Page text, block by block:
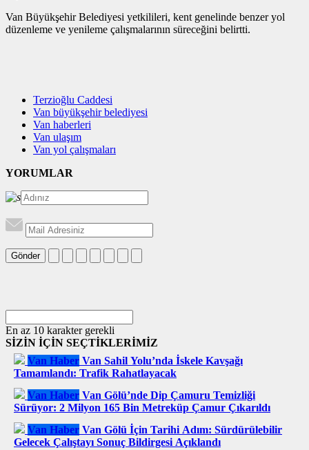
Van Büyükşehir Belediyesi yetkilileri, kent genelinde benzer yol
düzenleme ve yenileme çalışmalarının süreceğini belirtti.
Terzioğlu Caddesi
Van büyükşehir belediyesi
Van haberleri
Van ulaşım
Van yol çalışmaları
YORUMLAR
Gönder
En az 10 karakter gerekli
SİZİN İÇİN SEÇTİKLERİMİZ
Van Haber Van Sahil Yolu’nda İskele Kavşağı
Tamamlandı: Trafik Rahatlayacak
Van Haber Van Gölü’nde Dip Çamuru Temizliği
Sürüyor: 2 Milyon 165 Bin Metreküp Çamur Çıkarıldı
Van Haber Van Gölü İçin Tarihi Adım: Sürdürülebilir
Gelecek Çalıştayı Sonuç Bildirgesi Açıklandı